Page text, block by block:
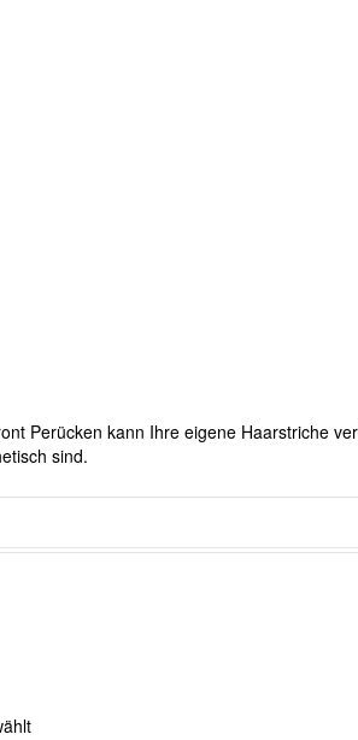
Perücken kann Ihre eigene Haarstriche
sind.